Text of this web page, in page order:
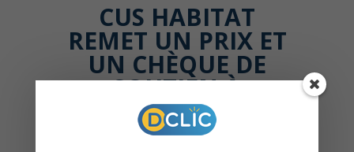
CUS HABITAT
REMET UN PRIX ET
UN CHÈQUE DE
SOUTIEN À
L’ASSOCIATION D-
CLIC